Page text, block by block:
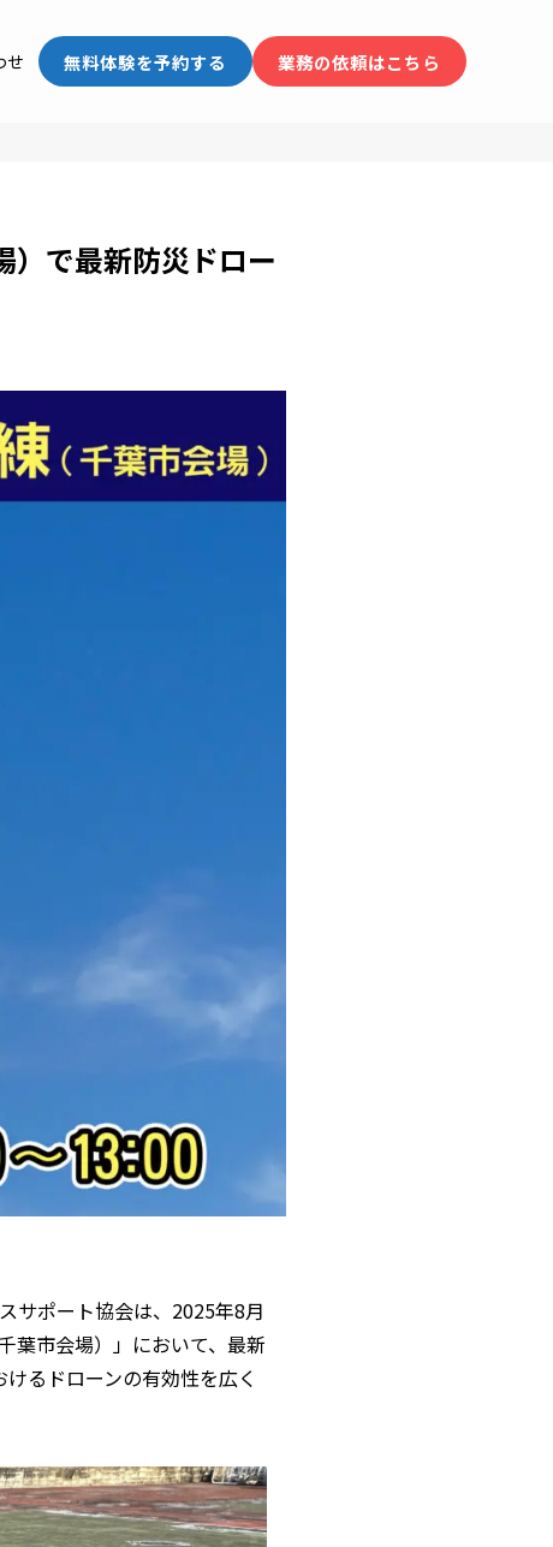
せ 無料体験を予約する 業務の依頼はこちら
）で最新防災ドロー
サポート協会は、2025年8月
葉市会場）」において、最新
るドローンの有効性を広く